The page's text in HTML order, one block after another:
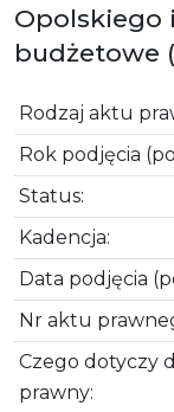
Opolskiego
budżetowe
Rodzaj aktu
Rok podjęcia
Status:
Kadencja:
Data podjęcia
Nr aktu
Czego dotyczy
prawny: